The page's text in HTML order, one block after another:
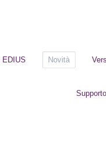
EDIUS Novità
Supporto